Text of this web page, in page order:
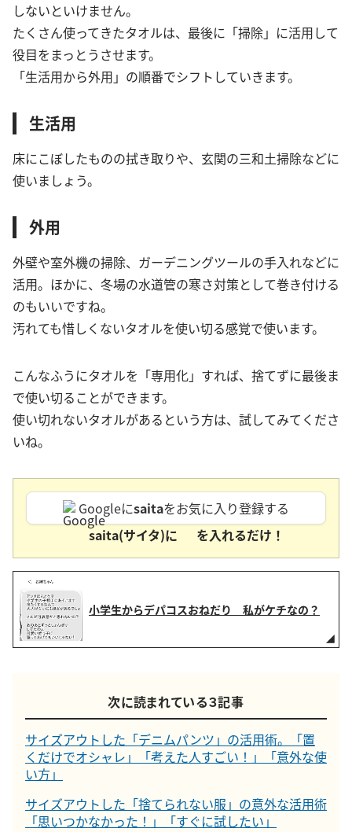
しないといけません。
たくさん使ってきたタオルは、最後に「掃除」に活用して
役目をまっとうさせます。
「生活用から外用」の順番でシフトしていきます。
生活用
床にこぼしたものの拭き取りや、玄関の三和土掃除などに
使いましょう。
外用
外壁や室外機の掃除、ガーデニングツールの手入れなどに
活用。ほかに、冬場の水道管の寒さ対策として巻き付ける
のもいいですね。
汚れても惜しくないタオルを使い切る感覚で使います。
こんなふうにタオルを「専用化」すれば、捨てずに最後ま
で使い切ることができます。
使い切れないタオルがあるという方は、試してみてくださ
いね。
Googleにsaitaをお気に入り登録する
saita(サイタ)に
を入れるだけ！
小学生からデパコスおねだり 私がケチなの？
次に読まれている３記事
サイズアウトした「デニムパンツ」の活用術。「置
くだけでオシャレ」「考えた人すごい！」「意外な使
い方」
サイズアウトした「捨てられない服」の意外な活用術
「思いつかなかった！」「すぐに試したい」